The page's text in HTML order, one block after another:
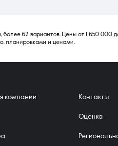
62 вариантов. Цены от 1 650
планировками и ценами.
компании Контакты
Оценка